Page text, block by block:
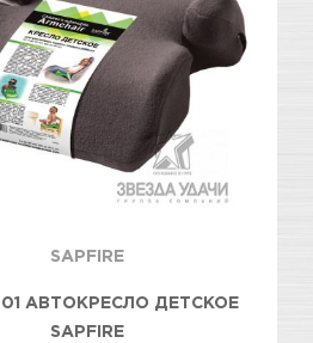
SAPFIRE
АВТОКРЕСЛО ДЕТСКОЕ
SAPFIRE